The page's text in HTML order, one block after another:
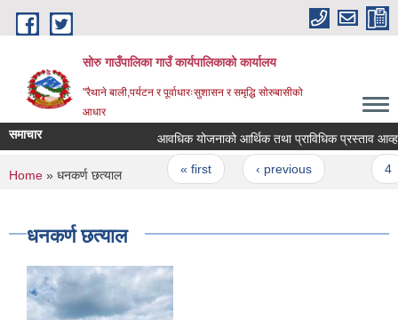
Skip to main content
सोरु गाउँपालिका गाउँ कार्यपालिकाको कार्यालय
"रैथाने बाली,पर्यटन र पूर्वाधारःसुशासन र समृद्धि सोरुबासीको
आधार
समाचार आवधिक योजनाको आर्थिक तथा प्राविधिक प्रस्ताव
Pages
« first ‹ previous
You are here
Home » धनकर्ण छत्याल
धनकर्ण छत्याल